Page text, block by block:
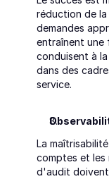
réduction de
demandes
entraînent une
conduisent à
dans des
service.
La
comptes et les
d'audit doivent